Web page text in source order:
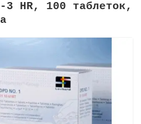
3 HR, 100 таблеток,